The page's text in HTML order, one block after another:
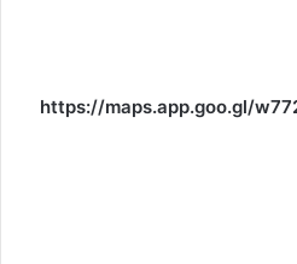
https://maps.app.goo.gl/